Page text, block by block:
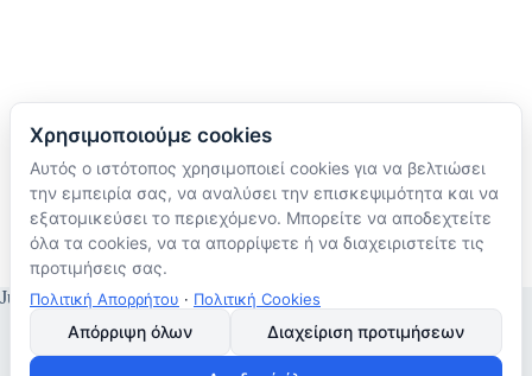
Ακολουθήστε μας
TikTok
Instagram
Facebook
JustMyHome © Copyright 2026
Χρησιμοποιούμε cookies
Αυτός ο ιστότοπος χρησιμοποιεί cookies για να βελτιώσει
την εμπειρία σας, να αναλύσει την επισκεψιμότητα και να
εξατομικεύσει το περιεχόμενο. Μπορείτε να αποδεχτείτε
όλα τα cookies, να τα απορρίψετε ή να διαχειριστείτε τις
προτιμήσεις σας.
Πολιτική Απορρήτου · Πολιτική Cookies
Απόρριψη όλων Διαχείριση προτιμήσεων